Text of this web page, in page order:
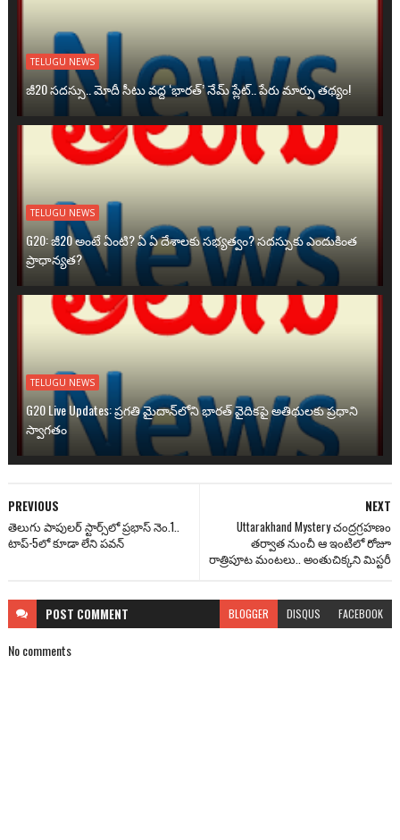
TELUGU NEWS
జీ20 సదస్సు.. మోదీ సీటు వద్ద ‘భారత్’ నేమ్ ప్లేట్‌.. పేరు మార్పు తథ్యం!
TELUGU NEWS
G20: జీ20 అంటే ఏంటి? ఏ ఏ దేశాలకు సభ్యత్వం? సదస్సుకు ఎందుకింత
ప్రాధాన్యత?
TELUGU NEWS
G20 Live Updates: ప్రగతి మైదాన్‌లోని భారత్ వైదికపై అతిథులకు ప్రధాని
స్వాగతం
NEXT
Uttarakhand Mystery చంద్రగ్రహణం
తర్వాత నుంచీ ఆ ఇంటిలో రోజూ
రాత్రిపూట మంటలు.. అంతుచిక్కని మిస్టరీ
PREVIOUS
తెలుగు పాపులర్ స్టార్స్‌లో ప్రభాస్ నెం.1..
టాప్-5లో కూడా లేని పవన్
POST COMMENT BLOGGER DISQUS FACEBOOK
No comments